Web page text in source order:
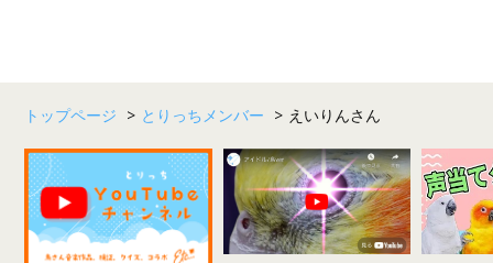
トップページ > とりっちメンバー > えいりんさん